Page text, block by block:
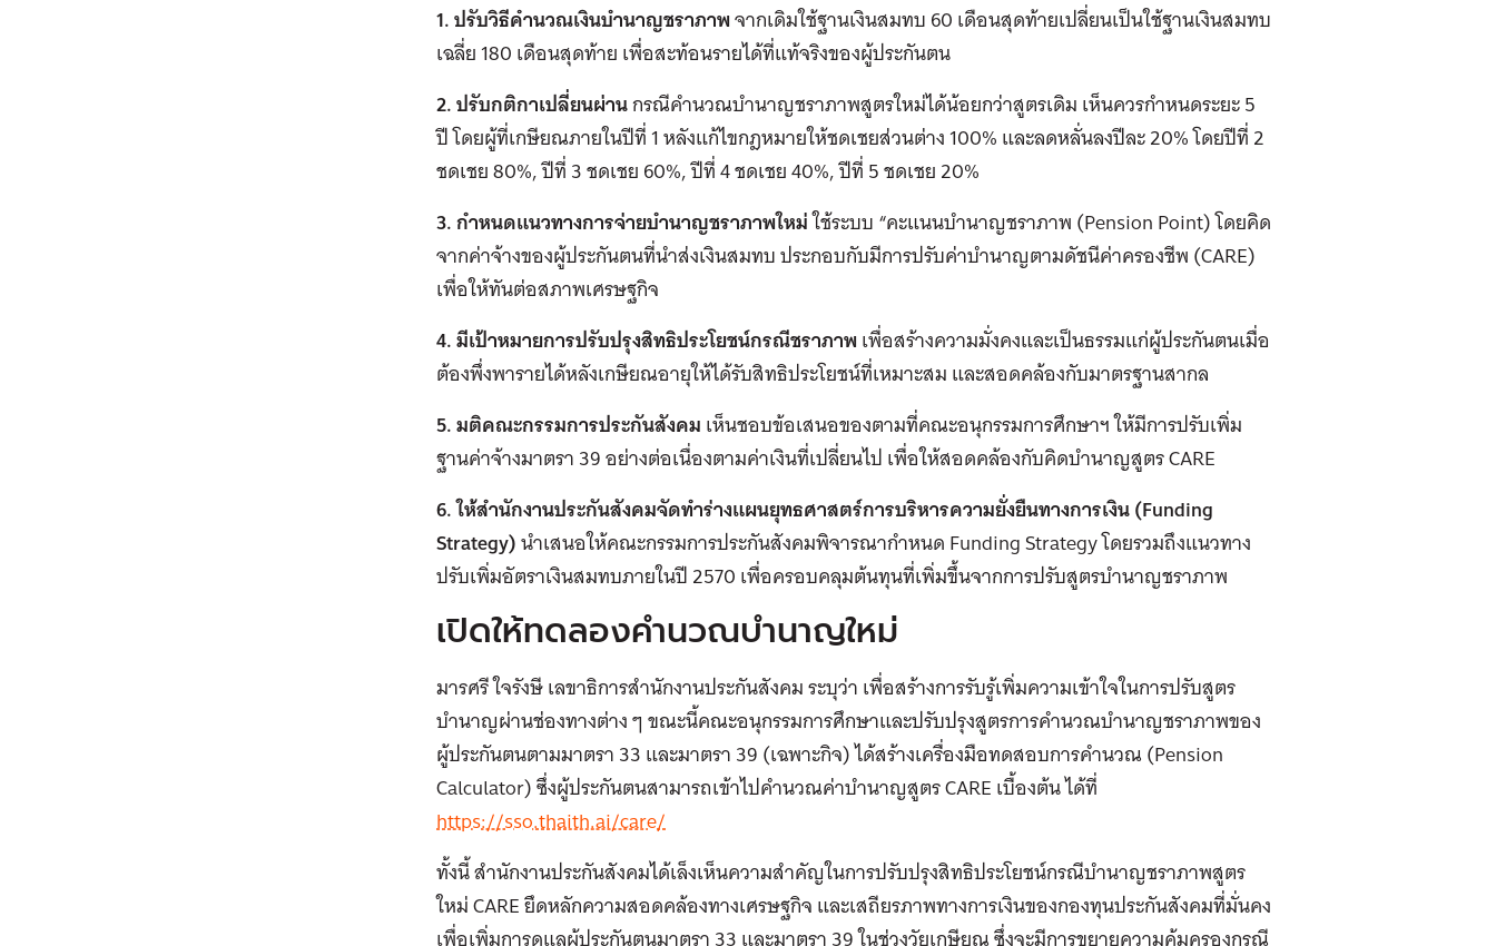
1. ปรับวิธีคำนวณเงินบำนาญชราภาพจากเดิมใช้ฐานเงินสมทบ 60 เดือนสุดท้ายเปลี่ยนเป็นใช้ฐานเงินสมทบ
เฉลี่ย 180 เดือนสุดท้าย เพื่อสะท้อนรายได้ที่แท้จริงของผู้ประกันตน
2. ปรับกติกาเปลี่ยนผ่านกรณีคำนวณบำนาญชราภาพสูตรใหม่ได้น้อยกว่าสูตรเดิม เห็นควรกำหนดระยะ 5
ปี โดยผู้ที่เกษียณภายในปีที่ 1 หลังแก้ไขกฎหมายให้ชดเชยส่วนต่าง 100% และลดหลั่นลงปีละ 20% โดยปีที่ 2
ชดเชย 80%, ปีที่ 3 ชดเชย 60%, ปีที่ 4 ชดเชย 40%, ปีที่ 5 ชดเชย 20%
3. กำหนดแนวทางการจ่ายบำนาญชราภาพใหม่ใช้ระบบ “คะแนนบำนาญชราภาพ (Pension Point) โดยคิด
จากค่าจ้างของผู้ประกันตนที่นำส่งเงินสมทบ ประกอบกับมีการปรับค่าบำนาญตามดัชนีค่าครองชีพ (CARE)
เพื่อให้ทันต่อสภาพเศรษฐกิจ
4. มีเป้าหมายการปรับปรุงสิทธิประโยชน์กรณีชราภาพเพื่อสร้างความมั่งคงและเป็นธรรมแก่ผู้ประกันตนเมื่อ
ต้องพึ่งพารายได้หลังเกษียณอายุให้ได้รับสิทธิประโยชน์ที่เหมาะสม และสอดคล้องกับมาตรฐานสากล
5. มติคณะกรรมการประกันสังคมเห็นชอบข้อเสนอของตามที่คณะอนุกรรมการศึกษาฯ ให้มีการปรับเพิ่ม
ฐานค่าจ้างมาตรา 39 อย่างต่อเนื่องตามค่าเงินที่เปลี่ยนไป เพื่อให้สอดคล้องกับคิดบำนาญสูตร CARE
6. ให้สำนักงานประกันสังคมจัดทำร่างแผนยุทธศาสตร์การบริหารความยั่งยืนทางการเงิน (Funding
Strategy)นำเสนอให้คณะกรรมการประกันสังคมพิจารณากำหนด Funding Strategy โดยรวมถึงแนวทาง
ปรับเพิ่มอัตราเงินสมทบภายในปี 2570 เพื่อครอบคลุมต้นทุนที่เพิ่มขึ้นจากการปรับสูตรบำนาญชราภาพ
เปิดให้ทดลองคำนวณบำนาญใหม่
มารศรี ใจรังษี เลขาธิการสำนักงานประกันสังคม ระบุว่า เพื่อสร้างการรับรู้เพิ่มความเข้าใจในการปรับสูตร
บำนาญผ่านช่องทางต่าง ๆ ขณะนี้คณะอนุกรรมการศึกษาและปรับปรุงสูตรการคำนวณบำนาญชราภาพของ
ผู้ประกันตนตามมาตรา 33 และมาตรา 39 (เฉพาะกิจ) ได้สร้างเครื่องมือทดสอบการคำนวณ (Pension
Calculator) ซึ่งผู้ประกันตนสามารถเข้าไปคำนวณค่าบำนาญสูตร CARE เบื้องต้น ได้ที่
https://sso.thaith.ai/care/
ทั้งนี้ สำนักงานประกันสังคมได้เล็งเห็นความสำคัญในการปรับปรุงสิทธิประโยชน์กรณีบำนาญชราภาพสูตร
ใหม่ CARE ยึดหลักความสอดคล้องทางเศรษฐกิจ และเสถียรภาพทางการเงินของกองทุนประกันสังคมที่มั่นคง
เพื่อเพิ่มการดูแลผู้ประกันตนมาตรา 33 และมาตรา 39 ในช่วงวัยเกษียณ ซึ่งจะมีการขยายความคุ้มครองกรณี